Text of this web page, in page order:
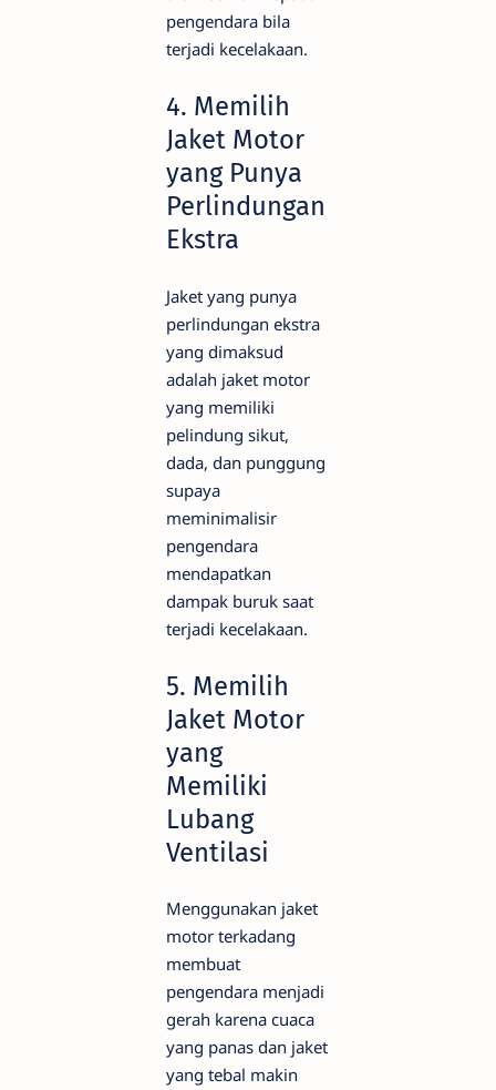
pengendara bila
terjadi kecelakaan.
4. Memilih
Jaket Motor
yang Punya
Perlindungan
Ekstra
Jaket yang punya
perlindungan ekstra
yang dimaksud
adalah jaket motor
yang memiliki
pelindung sikut,
dada, dan punggung
supaya
meminimalisir
pengendara
mendapatkan
dampak buruk saat
terjadi kecelakaan.
5. Memilih
Jaket Motor
yang
Memiliki
Lubang
Ventilasi
Menggunakan jaket
motor terkadang
membuat
pengendara menjadi
gerah karena cuaca
yang panas dan jaket
yang tebal makin